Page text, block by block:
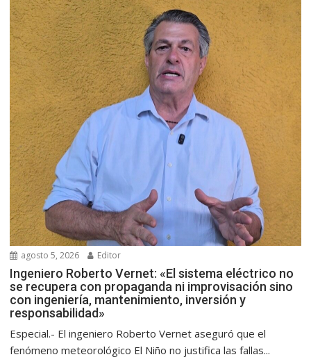
agosto 5, 2026 Editor
Ingeniero Roberto Vernet: «El sistema eléctrico no
se recupera con propaganda ni improvisación sino
con ingeniería, mantenimiento, inversión y
responsabilidad»
Especial.- El ingeniero Roberto Vernet aseguró que el
fenómeno meteorológico El Niño no justifica las fallas...